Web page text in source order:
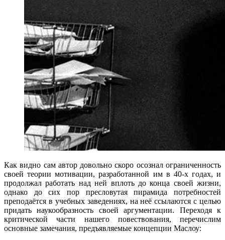
Как видно сам автор довольно скоро осознал ограниченность
своей теории мотивации, разработанной им в 40-х годах, и
продолжал работать над ней вплоть до конца своей жизни,
однако до сих пор пресловутая пирамида потребностей
преподаётся в учебных заведениях, на неё ссылаются с целью
придать наукообразность своей аргументации. Переходя к
критической части нашего повествования, перечислим
основные замечания, предъявляемые концепции Маслоу: